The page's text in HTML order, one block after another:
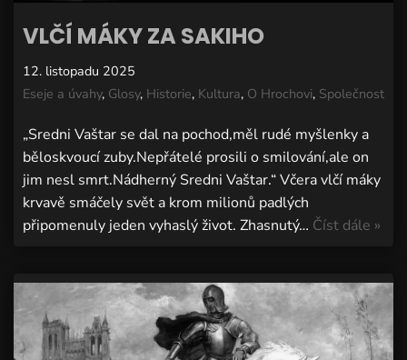
VLČÍ MÁKY ZA SAKIHO
12. listopadu 2025
Eseje a úvahy, Glosy, Historie, Kultura, O Hrochovi, Společnost
„Sredni Vaštar se dal na pochod,měl rudé myšlenky a
běloskvoucí zuby.Nepřátelé prosili o smilování,ale on
jim nesl smrt.Nádherný Sredni Vaštar.“ Včera vlčí máky
krvavě smáčely svět a krom milionů padlých
připomenuly jeden vyhaslý život. Zhasnutý… Číst dále »